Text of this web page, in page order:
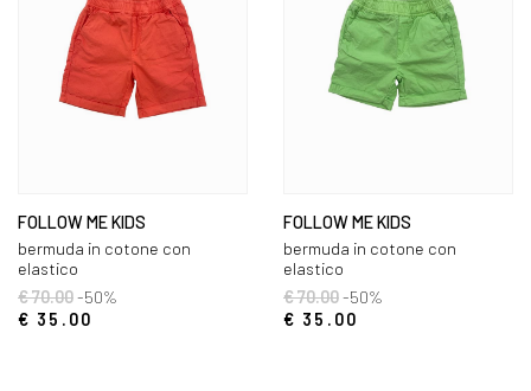
FOLLOW ME KIDS
bermuda in cotone con
elastico
€ 70.00-50%
€ 35.00
FOLLOW ME KIDS
bermuda in cotone con
elastico
€ 70.00-50%
€ 35.00